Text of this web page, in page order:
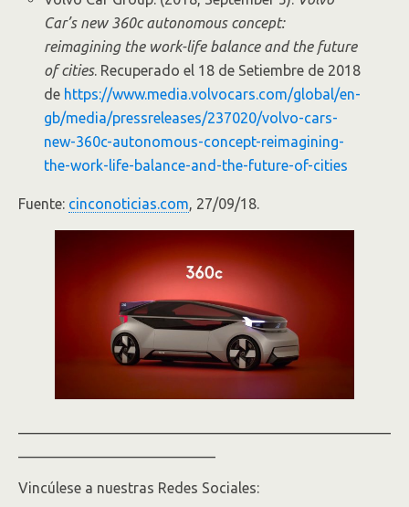
Car’s new 360c autonomous concept:
reimagining the work-life balance and the future
of cities. Recuperado el 18 de Setiembre de 2018
de https://www.media.volvocars.com/global/en-
gb/media/pressreleases/237020/volvo-cars-
new-360c-autonomous-concept-reimagining-
the-work-life-balance-and-the-future-of-cities
Fuente: cinconoticias.com, 27/09/18.
Vincúlese a nuestras Redes Sociales: